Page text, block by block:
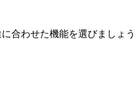
合わせた機能を選びましょう